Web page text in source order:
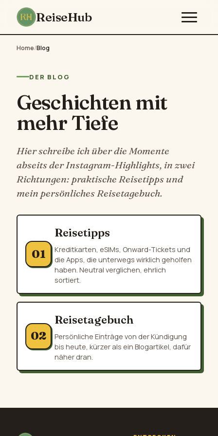
ReiseHub
Home/Blog
DER BLOG
Geschichten mit
mehr Tiefe
Hier schreibe ich über die Momente
abseits der Instagram-Highlights, in zwei
Richtungen: praktische Reisetipps und
mein persönliches Reisetagebuch.
01
Reisetipps
Kreditkarten, eSIMs, Onward-Tickets und
die Apps, die unterwegs wirklich geholfen
haben. Neutral verglichen, ehrlich
sortiert.
02
Reisetagebuch
Persönliche Einträge von der Kündigung
bis heute, kürzer als ein Blogartikel, dafür
näher dran.